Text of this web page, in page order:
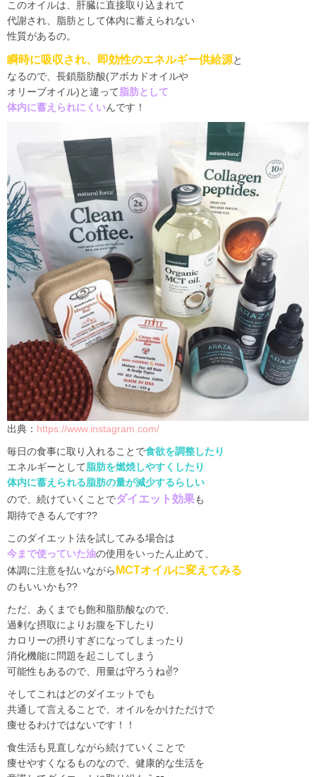
このオイルは、肝臓に直接取り込まれて
代謝され、脂肪として体内に蓄えられない
性質があるの。
瞬時に吸収され、即効性のエネルギー供給源と
なるので、長鎖脂肪酸(アボカドオイルや
オリーブオイル)と違って脂肪として
体内に蓄えられにくいんです！
出典： https://www.instagram.com/
毎日の食事に取り入れることで食欲を調整したり
エネルギーとして脂肪を燃焼しやすくしたり
体内に蓄えられる脂肪の量が減少するらしい
ので、続けていくことでダイエット効果も
期待できるんです??
このダイエット法を試してみる場合は
今まで使っていた油の使用をいったん止めて、
体調に注意を払いながら MCTオイルに変えてみる
のもいいかも??
ただ、あくまでも飽和脂肪酸なので、
過剰な摂取によりお腹を下したり
カロリーの摂りすぎになってしまったり
消化機能に問題を起こしてしまう
可能性もあるので、用量は守ろうね✌?
そしてこれはどのダイエットでも
共通して言えることで、オイルをかけただけで
痩せるわけではないです！！
食生活も見直しながら続けていくことで
痩せやすくなるものなので、健康的な生活を